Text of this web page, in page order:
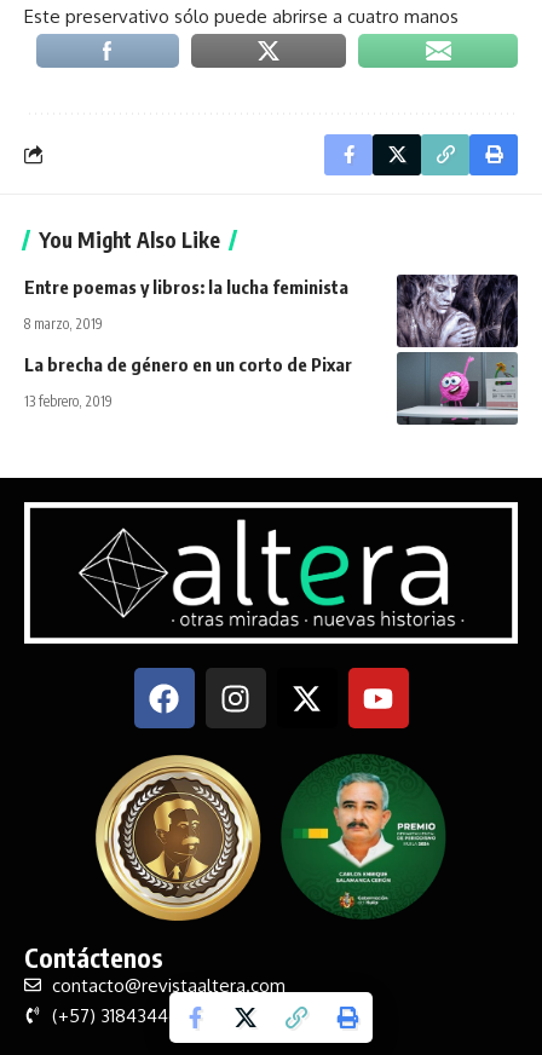
Este preservativo sólo puede abrirse a cuatro manos
You Might Also Like
Entre poemas y libros: la lucha feminista
8 marzo, 2019
La brecha de género en un corto de Pixar
13 febrero, 2019
Contáctenos
contacto@revistaaltera.com
(+57) 3184344619